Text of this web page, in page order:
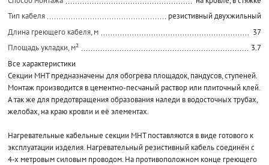
Тип кабеля
резистивный двухжильный
Длина греющего кабеля, м
37
Площадь укладки, м²
3.7
Все характеристики
Секции МНТ предназначены для обогрева площадок, пандусов, ступеней.
Монтаж производится в цементно-песчаный раствор или плиточный клей.
А так же для предотвращения образования наледи в водосточных трубах,
желобах, на краю кровли и её элементах.
Нагревательные кабельные секции МНТ поставляются в виде готового к
эксплуатации изделия. Нагревательный резистивный кабель соединён с
4-х метровым силовым проводом. На противоположном конце греющего